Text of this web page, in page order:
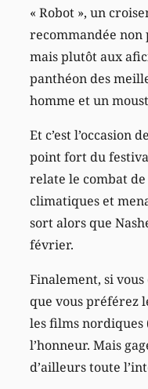
« Robot », un
recommandée non
mais plutôt aux
panthéon des
homme et un
Et c’est
point fort du
relate le combat
climatiques et
sort alors que
février.
Finalement, si
que vous préférez
les films nordiques
l’honneur. Mais
d’ailleurs toute